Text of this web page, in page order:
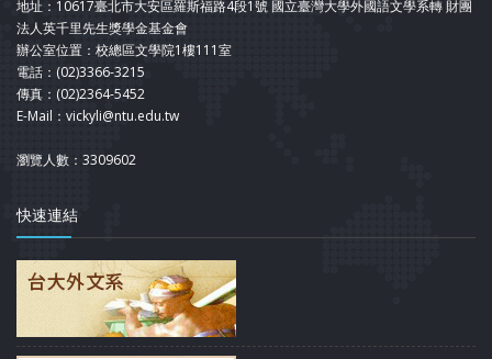
地址：10617臺北市大安區羅斯福路4段1號 國立臺灣大學外國語文學系轉 財團
法人英千里先生獎學金基金會
辦公室位置：校總區文學院1樓111室
電話：(02)3366-3215
傳真：(02)2364-5452
E-Mail：vickyli@ntu.edu.tw
瀏覽人數：3309602
快速連結